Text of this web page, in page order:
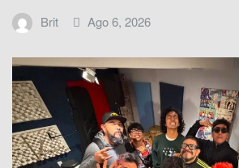
Brit Ago 6, 2026